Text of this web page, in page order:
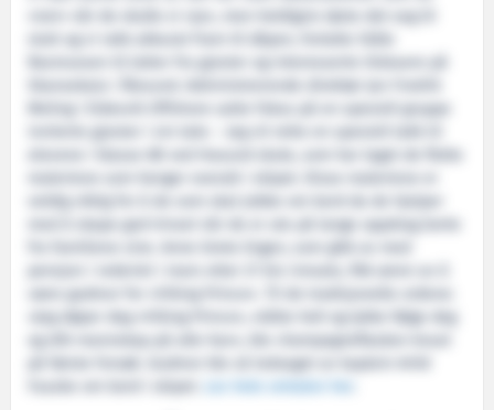
«nei» når de skulle si «ja», men heldigvis løste det seg til
slutt og vi rakk akkurat fram til dåpen, fortalte Ståle
Rasmussen til latter fra gjester og interesserte tilskuere på
Meling i Eidesvik Offshore satte fokus på en spesiell gruppe
inviterte gjester i sin tale: – Jeg vil rette en spesiell takk til
elevene i klasse 6B ved Hasund skule, som har laget de flotte
maleriene som henger overalt i skipet. Disse maleriene er
veldig viktig for å de som skal jobbe om bord da de hjelper
med å skape god trivsel når de er ute på lange oppdrag borte
fra familiene sine. Anne Grete Engen, som gikk av med
være gudmor for «Viking Prince». Til de tradisjonelle ordene:
«Jeg døper deg «Viking Prince», måtte hell og lykke følge deg
og ditt mannskap på alle hav», ble champagneflasken knust
på første forsøk. Gudmor ble så ledsaget av kaptein Arild